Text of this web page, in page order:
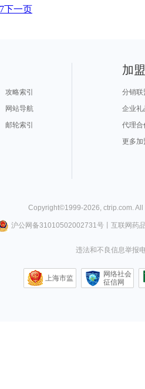
下一页
攻略索引
网站导航
邮轮索引
加
分销联
企业礼
代理合
更多加
Copyright©1999-2026, ctrip.com.
沪公网备31010502002731号丨 互联网药
违法和不良信息举报
上海市监
网络社会
征信网